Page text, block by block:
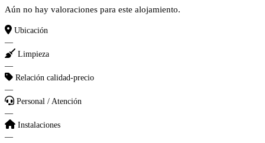
Aún no hay valoraciones para este alojamiento.
Ubicación
—
Limpieza
—
Relación calidad-precio
—
Personal / Atención
—
Instalaciones
—